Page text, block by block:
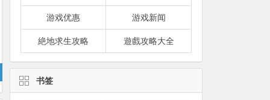
游戏优惠 游戏新闻
絶地求生攻略 遊戲攻略大全
书签